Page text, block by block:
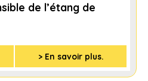
de l’étang de
> En savoir plus.